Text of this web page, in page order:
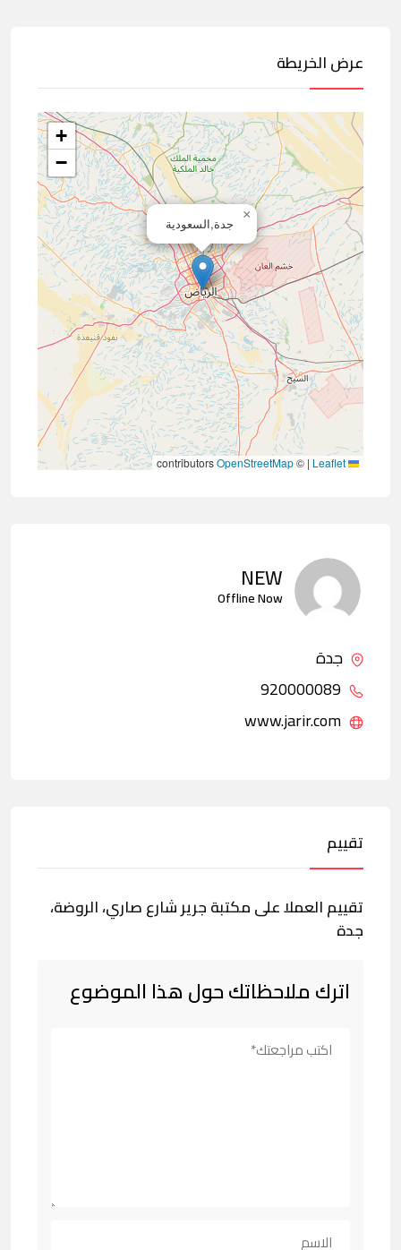
عرض الخريطة
جدة,السعودية
×
+
−
|
©
OpenStreetMap
NEW
Offline Now
جدة
تقييم
تقييم العملا على مكتبة جرير شارع صاري، الروضة،
جدة
اترك ملاحظاتك حول هذا الموضوع